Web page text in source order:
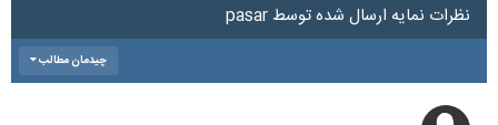
نظرات نمایه ارسال شده توسط pasar
چیدمان مطالب